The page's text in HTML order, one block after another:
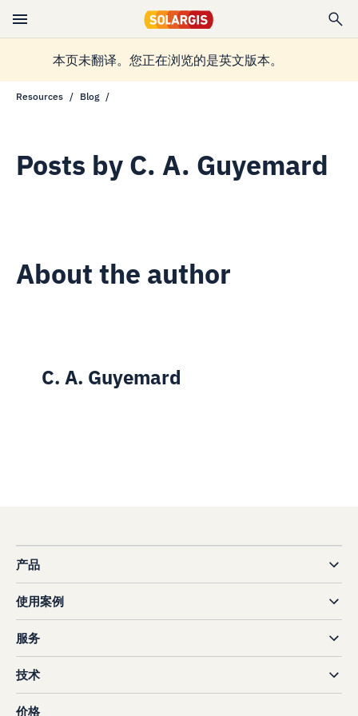
本页未翻译。您正在浏览的是英文版本。
Resources Blog
Posts by C. A. Guyemard
About the author
C. A. Guyemard
产品
使用案例
服务
技术
价格